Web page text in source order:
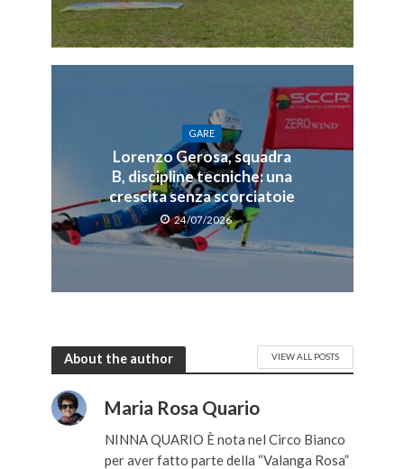
GARE
Lorenzo Gerosa, squadra
B, discipline tecniche: una
crescita senza scorciatoie
24/07/2026
About the author VIEW ALL POSTS
Maria Rosa Quario
NINNA QUARIO È nota nel Circo Bianco
per aver fatto parte della “Valanga Rosa”